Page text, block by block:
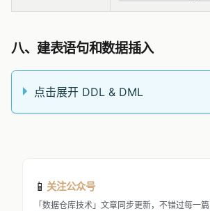
八、建表语句和数据插入
点击展开 DDL & DML
📱 关注公众号
「数据仓库技术」文章同步更新，不错过每一篇